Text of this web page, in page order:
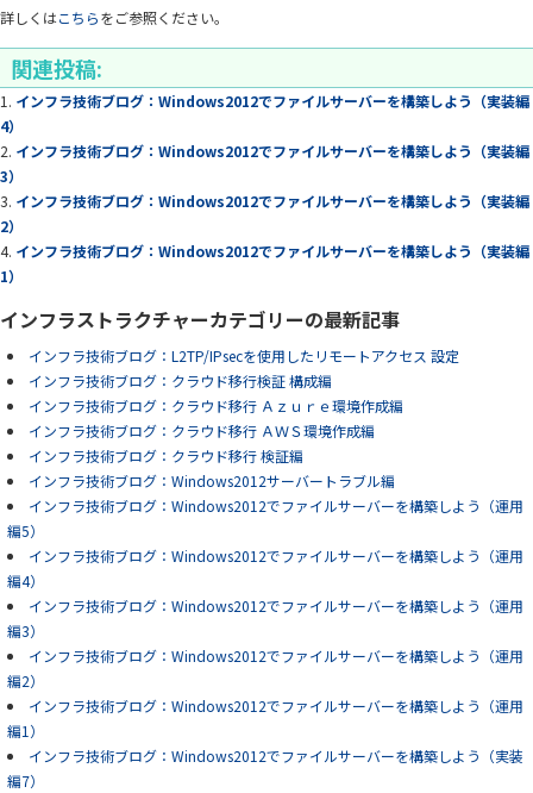
詳しくはこちらをご参照ください。
関連投稿:
インフラ技術ブログ：Windows2012でファイルサーバーを構築しよう（実装編
4）
インフラ技術ブログ：Windows2012でファイルサーバーを構築しよう（実装編
3）
インフラ技術ブログ：Windows2012でファイルサーバーを構築しよう（実装編
2）
インフラ技術ブログ：Windows2012でファイルサーバーを構築しよう（実装編
1）
インフラストラクチャーカテゴリーの最新記事
インフラ技術ブログ：L2TP/IPsecを使用したリモートアクセス 設定
インフラ技術ブログ：クラウド移行検証 構成編
インフラ技術ブログ：クラウド移行 Ａｚｕｒｅ環境作成編
インフラ技術ブログ：クラウド移行 ＡＷＳ環境作成編
インフラ技術ブログ：クラウド移行 検証編
インフラ技術ブログ：Windows2012サーバートラブル編
インフラ技術ブログ：Windows2012でファイルサーバーを構築しよう（運用
編5）
インフラ技術ブログ：Windows2012でファイルサーバーを構築しよう（運用
編4）
インフラ技術ブログ：Windows2012でファイルサーバーを構築しよう（運用
編3）
インフラ技術ブログ：Windows2012でファイルサーバーを構築しよう（運用
編2）
インフラ技術ブログ：Windows2012でファイルサーバーを構築しよう（運用
編1）
インフラ技術ブログ：Windows2012でファイルサーバーを構築しよう（実装
編7）